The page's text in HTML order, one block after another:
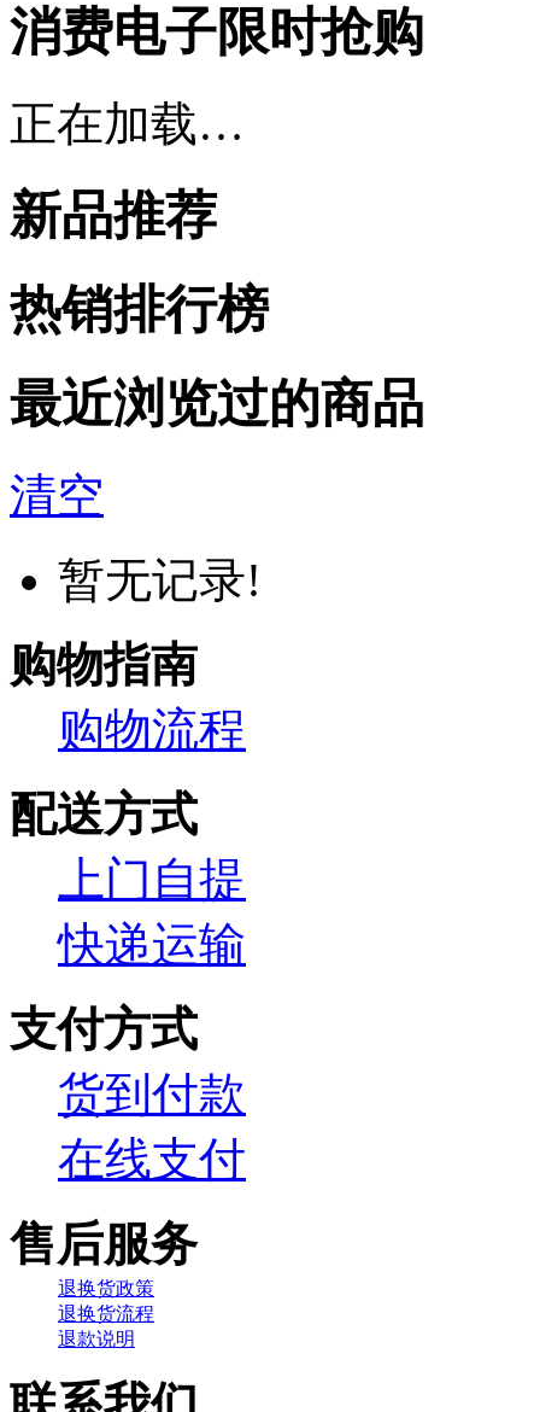
消费电子限时抢购
正在加载…
新品推荐
热销排行榜
最近浏览过的商品
清空
暂无记录!
购物指南
购物流程
配送方式
上门自提
快递运输
支付方式
货到付款
在线支付
售后服务
退换货政策
退换货流程
退款说明